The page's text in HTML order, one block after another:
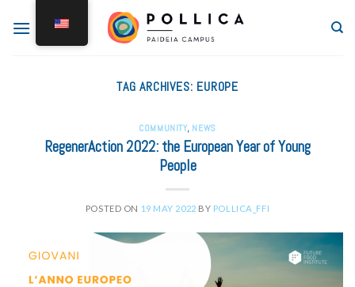
TAG ARCHIVES: EUROPE
COMMUNITY, NEWS
RegenerAction 2022: the European Year of Young
People
POSTED ON 19 MAY 2022 BY POLLICA_FFI